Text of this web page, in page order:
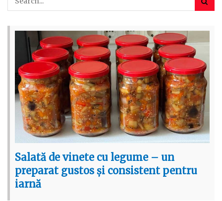
Salată de vinete cu legume – un
preparat gustos și consistent pentru
iarnă